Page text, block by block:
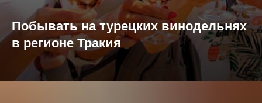
Побывать на турецких винодельнях
в регионе Тракия